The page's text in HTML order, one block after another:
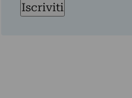
Iscriviti